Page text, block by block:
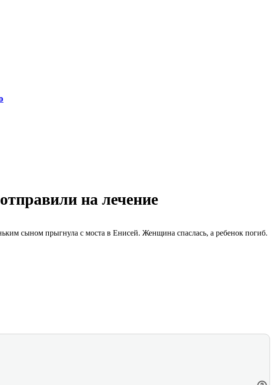
на лечение
сыном прыгнула с моста в Енисей. Женщина спаслась, а ребенок погиб.